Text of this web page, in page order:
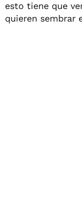
esto tiene que
quieren sembrar